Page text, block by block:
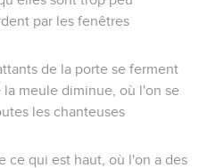
par les fenêtres
de la porte se ferment
meule diminue, où l'on se
les chanteuses
ce qui est haut, où l'on a des